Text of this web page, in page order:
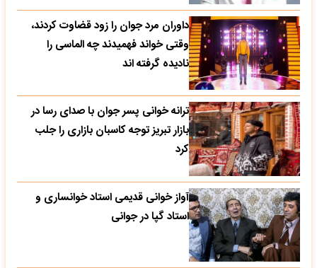
داوران مرد جوان را زود قضاوت کردند،
وقتی خواند فهمیدند چه الماسی را
نادیده گرفته اند
ترانه خوانی پسر جوان با صدای رسا در
بازار تبریز توجه کاسبان بازاری را جلب
کرد
آواز خوانی قدیمی استاد خوانساری و
استاد گپا در جوانی